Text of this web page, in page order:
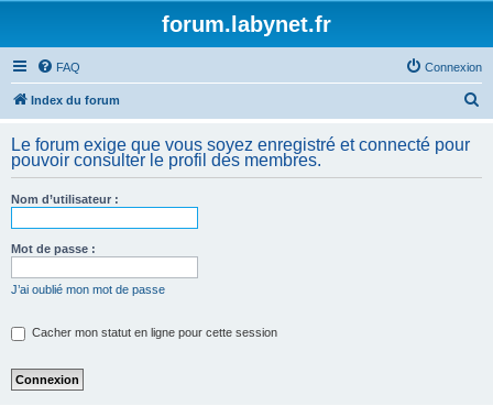
forum.labynet.fr
FAQ Connexion
Index du forum
h
Le forum exige que vous soyez enregistré et connecté pour
pouvoir consulter le profil des membres.
Nom d’utilisateur :
Mot de passe :
J’ai oublié mon mot de passe
Cacher mon statut en ligne pour cette session